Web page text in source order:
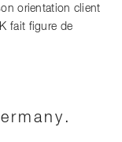
orientation client
fait figure de